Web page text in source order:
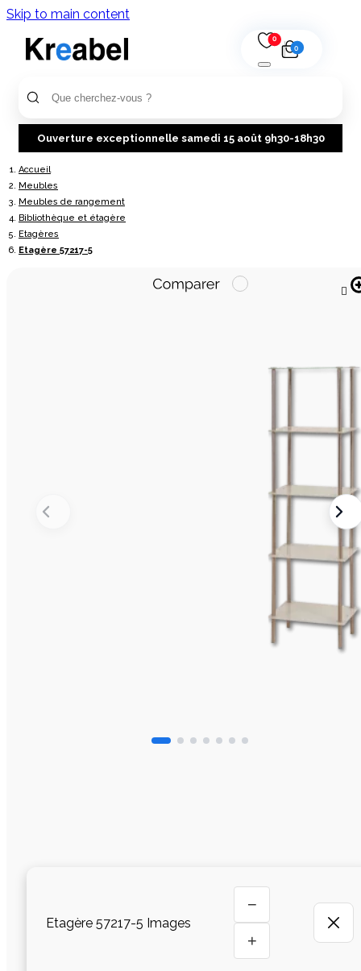
Skip to main content
0
0
Ouverture exceptionnelle samedi 15 août 9h30-18h30
Accueil
Meubles
Meubles de rangement
Bibliothèque et étagère
Etagères
Etagère 57217-5

Etagère 57217-5 Images
−
+